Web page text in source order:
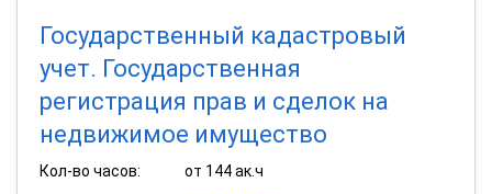
Государственный кадастровый
учет. Государственная
регистрация прав и сделок на
недвижимое имущество
Кол-во часов:
от 144 ак.ч